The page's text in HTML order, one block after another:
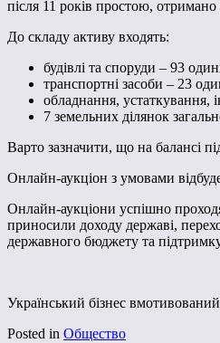
після 11 років простою,
До складу активу входять:
будівлі та споруди – 93
транспортні засоби – 23
обладнання, устаткування,
7 земельних ділянок
Варто зазначити, що на балансі
Онлайн-аукціон з умовами
Онлайн-аукціони успішно
приносили доходу державі,
державного бюджету та
Український бізнес
Posted in Общество